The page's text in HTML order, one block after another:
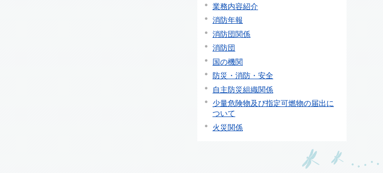
業務内容紹介
消防年報
消防団関係
消防団
国の機関
防災・消防・安全
自主防災組織関係
少量危険物及び指定可燃物の届出に
ついて
火災関係